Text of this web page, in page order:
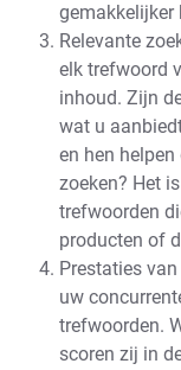
gemakkelijker
Relevante
elk trefwoord
inhoud. Zijn
wat u
en hen
zoeken? Het
trefwoorden
producten of
Prestaties
uw
trefwoorden.
scoren zij in